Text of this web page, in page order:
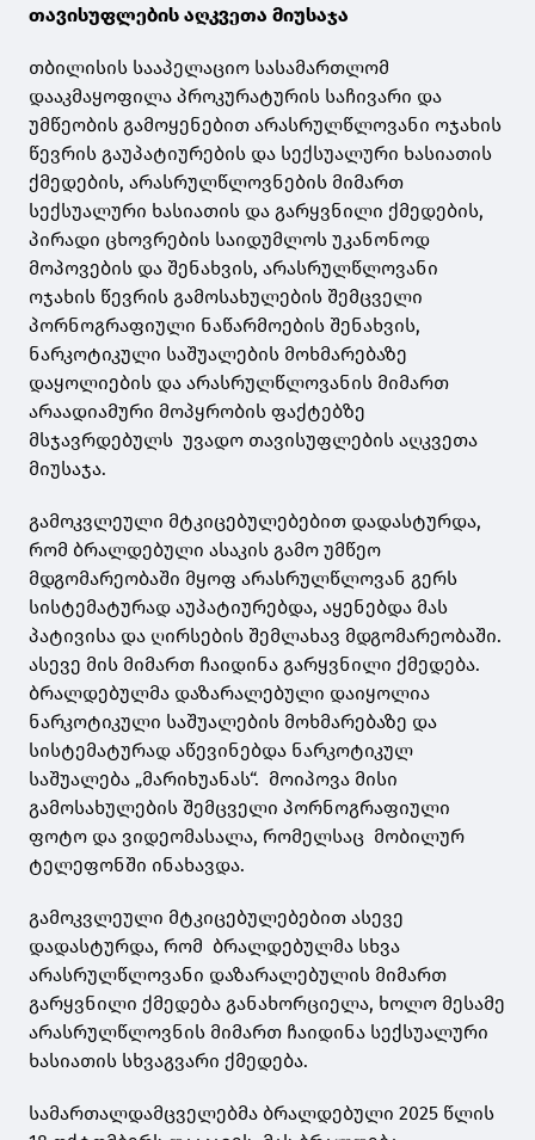
თავისუფლების აღკვეთა მიუსაჯა
თბილისის სააპელაციო სასამართლომ
დააკმაყოფილა პროკურატურის საჩივარი და
უმწეობის გამოყენებით არასრულწლოვანი ოჯახის
წევრის გაუპატიურების და სექსუალური ხასიათის
ქმედების, არასრულწლოვნების მიმართ
სექსუალური ხასიათის და გარყვნილი ქმედების,
პირადი ცხოვრების საიდუმლოს უკანონოდ
მოპოვების და შენახვის, არასრულწლოვანი
ოჯახის წევრის გამოსახულების შემცველი
პორნოგრაფიული ნაწარმოების შენახვის,
ნარკოტიკული საშუალების მოხმარებაზე
დაყოლიების და არასრულწლოვანის მიმართ
არაადიამური მოპყრობის ფაქტებზე
მსჯავრდებულს უვადო თავისუფლების აღკვეთა
მიუსაჯა.
გამოკვლეული მტკიცებულებებით დადასტურდა,
რომ ბრალდებული ასაკის გამო უმწეო
მდგომარეობაში მყოფ არასრულწლოვან გერს
სისტემატურად აუპატიურებდა, აყენებდა მას
პატივისა და ღირსების შემლახავ მდგომარეობაში.
ასევე მის მიმართ ჩაიდინა გარყვნილი ქმედება.
ბრალდებულმა დაზარალებული დაიყოლია
ნარკოტიკული საშუალების მოხმარებაზე და
სისტემატურად აწევინებდა ნარკოტიკულ
საშუალება „მარიხუანას“. მოიპოვა მისი
გამოსახულების შემცველი პორნოგრაფიული
ფოტო და ვიდეომასალა, რომელსაც მობილურ
ტელეფონში ინახავდა.
გამოკვლეული მტკიცებულებებით ასევე
დადასტურდა, რომ ბრალდებულმა სხვა
არასრულწლოვანი დაზარალებულის მიმართ
გარყვნილი ქმედება განახორციელა, ხოლო მესამე
არასრულწლოვნის მიმართ ჩაიდინა სექსუალური
ხასიათის სხვაგვარი ქმედება.
სამართალდამცველებმა ბრალდებული 2025 წლის